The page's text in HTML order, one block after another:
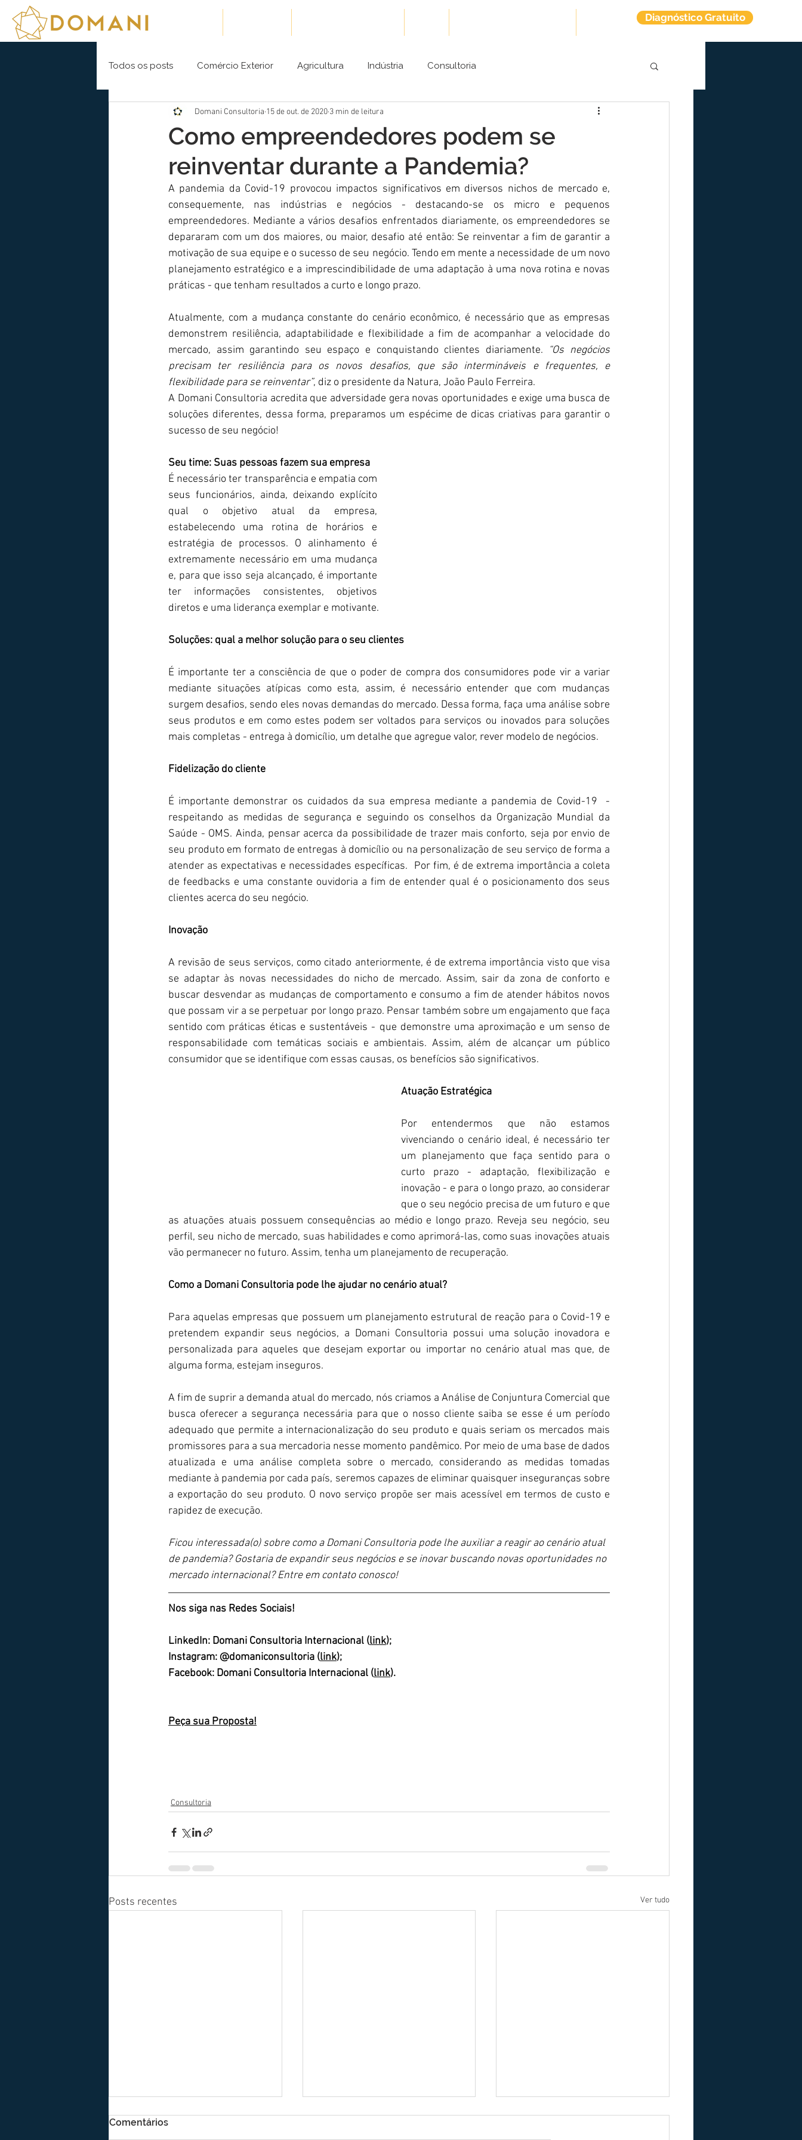
Diagnóstico Gratuito
Todos os posts Comércio Exterior Agricultura Indústria Consultoria
Como empreendedores podem se
reinventar durante a Pandemia?
Domani Consultoria 15 de out. de 2020 3 min de leitura
A pandemia da Covid-19 provocou impactos significativos em diversos nichos de mercado e,
consequemente, nas indústrias e negócios - destacando-se os micro e pequenos
empreendedores. Mediante a vários desafios enfrentados diariamente, os empreendedores se
depararam com um dos maiores, ou maior, desafio até então: Se reinventar a fim de garantir a
motivação de sua equipe e o sucesso de seu negócio. Tendo em mente a necessidade de um novo
planejamento estratégico e a imprescindibilidade de uma adaptação à uma nova rotina e novas
práticas - que tenham resultados a curto e longo prazo.
Atualmente, com a mudança constante do cenário econômico, é necessário que as empresas
demonstrem resiliência, adaptabilidade e flexibilidade a fim de acompanhar a velocidade do
mercado, assim garantindo seu espaço e conquistando clientes diariamente.
“Os negócios
precisam ter resiliência para os novos desafios, que são intermináveis e frequentes, e
flexibilidade para se reinventar”, diz o presidente da Natura, João Paulo Ferreira.
A Domani Consultoria acredita que adversidade gera novas oportunidades e exige uma busca de
soluções diferentes, dessa forma, preparamos um espécime de dicas criativas para garantir o
sucesso de seu negócio!
Seu time: Suas pessoas fazem sua empresa
É necessário ter transparência e empatia com
seus funcionários, ainda, deixando explícito
qual o objetivo atual da empresa,
estabelecendo uma rotina de horários e
estratégia de processos. O alinhamento é
extremamente necessário em uma mudança
e, para que isso seja alcançado, é importante
ter informações consistentes, objetivos
diretos e uma liderança exemplar e motivante.
Soluções: qual a melhor solução para o seu clientes
É importante ter a consciência de que o poder de compra dos consumidores pode vir a variar
mediante situações atípicas como esta, assim, é necessário entender que com mudanças
surgem desafios, sendo eles novas demandas do mercado. Dessa forma, faça uma análise sobre
seus produtos e em como estes podem ser voltados para serviços ou inovados para soluções
mais completas - entrega à domicílio, um detalhe que agregue valor, rever modelo de negócios.
Fidelização do cliente
É importante demonstrar os cuidados da sua empresa mediante a pandemia de Covid-19  -
respeitando as medidas de segurança e seguindo os conselhos da Organização Mundial da
Saúde - OMS. Ainda, pensar acerca da possibilidade de trazer mais conforto, seja por envio de
seu produto em formato de entregas à domicílio ou na personalização de seu serviço de forma a
atender as expectativas e necessidades específicas.  Por fim, é de extrema importância a coleta
de feedbacks e uma constante ouvidoria a fim de entender qual é o posicionamento dos seus
clientes acerca do seu negócio.
Inovação
A revisão de seus serviços, como citado anteriormente, é de extrema importância visto que visa
se adaptar às novas necessidades do nicho de mercado. Assim, sair da zona de conforto e
buscar desvendar as mudanças de comportamento e consumo a fim de atender hábitos novos
que possam vir a se perpetuar por longo prazo. Pensar também sobre um engajamento que faça
sentido com práticas éticas e sustentáveis - que demonstre uma aproximação e um senso de
responsabilidade com temáticas sociais e ambientais. Assim, além de alcançar um público
consumidor que se identifique com essas causas, os benefícios são significativos.
Atuação Estratégica
Por entendermos que não estamos
vivenciando o cenário ideal, é necessário ter
um planejamento que faça sentido para o
curto prazo - adaptação, flexibilização e
inovação - e para o longo prazo, ao considerar
que o seu negócio precisa de um futuro e que
as atuações atuais possuem consequências ao médio e longo prazo. Reveja seu negócio, seu
perfil, seu nicho de mercado, suas habilidades e como aprimorá-las, como suas inovações atuais
vão permanecer no futuro. Assim, tenha um planejamento de recuperação.
Como a Domani Consultoria pode lhe ajudar no cenário atual?
Para aquelas empresas que possuem um planejamento estrutural de reação para o Covid-19 e
pretendem expandir seus negócios, a Domani Consultoria possui uma solução inovadora e
personalizada para aqueles que desejam exportar ou importar no cenário atual mas que, de
alguma forma, estejam inseguros.
A fim de suprir a demanda atual do mercado, nós criamos a Análise de Conjuntura Comercial que
busca oferecer a segurança necessária para que o nosso cliente saiba se esse é um período
adequado que permite a internacionalização do seu produto e quais seriam os mercados mais
promissores para a sua mercadoria nesse momento pandêmico. Por meio de uma base de dados
atualizada e uma análise completa sobre o mercado, considerando as medidas tomadas
mediante à pandemia por cada país, seremos capazes de eliminar quaisquer inseguranças sobre
a exportação do seu produto. O novo serviço propõe ser mais acessível em termos de custo e
rapidez de execução.
Ficou interessada(o) sobre como a Domani Consultoria pode lhe auxiliar a reagir ao cenário atual
de pandemia? Gostaria de expandir seus negócios e se inovar buscando novas oportunidades no
mercado internacional? Entre em contato conosco!
Nos siga nas Redes Sociais!
LinkedIn: Domani Consultoria Internacional (link);
Instagram: @domaniconsultoria (link);
Facebook: Domani Consultoria Internacional (link).
Peça sua Proposta!
Consultoria
Posts recentes Ver tudo
Comentários